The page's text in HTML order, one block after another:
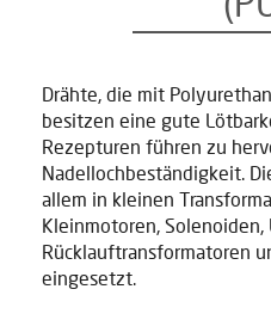
Drähte, die mit
besitzen eine gute
Rezepturen führen zu
Nadellochbeständigkeit.
allem in kleinen
Kleinmotoren, Solenoiden,
Rücklauftransformatoren
eingesetzt.